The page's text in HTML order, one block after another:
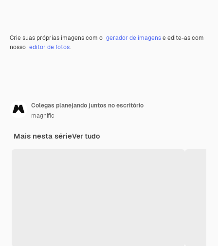
Crie suas próprias imagens com o gerador de imagense edite-as com
nosso editor de fotos.
Colegas planejando juntos no escritório
magnific
Mais nesta sérieVer tudo